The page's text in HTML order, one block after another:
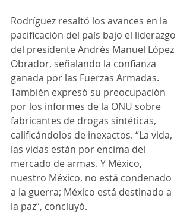
Rodríguez resaltó los avances en la
pacificación del país bajo el liderazgo
del presidente Andrés Manuel López
Obrador, señalando la confianza
ganada por las Fuerzas Armadas.
También expresó su preocupación
por los informes de la ONU sobre
fabricantes de drogas sintéticas,
calificándolos de inexactos. “La vida,
las vidas están por encima del
mercado de armas. Y México,
nuestro México, no está condenado
a la guerra; México está destinado a
la paz”, concluyó.